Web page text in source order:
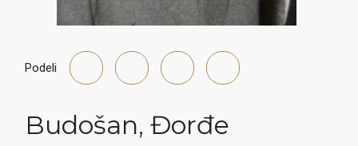
Podeli
Budošan, Đorđe